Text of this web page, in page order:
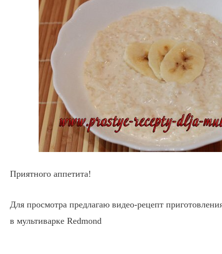
Приятного аппетита!
Для просмотра предлагаю видео-рецепт
в мультиварке Redmond